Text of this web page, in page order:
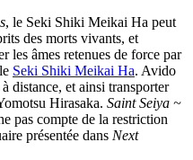
, le Seki Shiki Meikai Ha peut
des morts vivants, et
les âmes retenues de force par
Seki Shiki Meikai Ha. Avido
distance, et ainsi transporter
Hirasaka. Saint Seiya ~
pas compte de la restriction
présentée dans Next